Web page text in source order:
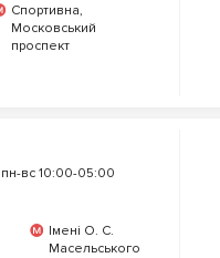
Спортивна,
Московський
проспект
пн-вс 10:00-05:00
Імені О. С.
Масельського